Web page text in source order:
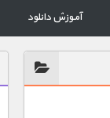
آموزش دانلود